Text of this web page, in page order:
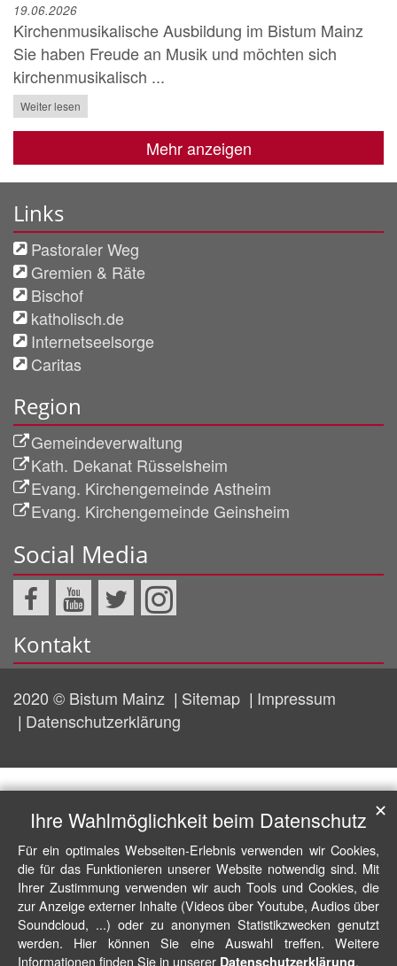
19.06.2026
Kirchenmusikalische Ausbildung im Bistum Mainz
Sie haben Freude an Musik und möchten sich
kirchenmusikalisch ...
Weiter lesen
Mehr anzeigen
Links
Pastoraler Weg
Gremien & Räte
Bischof
katholisch.de
Internetseelsorge
Caritas
Region
Gemeindeverwaltung
Kath. Dekanat Rüsselsheim
Evang. Kirchengemeinde Astheim
Evang. Kirchengemeinde Geinsheim
Social Media
Kontakt
2020 © Bistum Mainz Sitemap
Impressum
Datenschutzerklärung
Ihre Wahlmöglichkeit beim Datenschutz
Für ein optimales Webseiten-Erlebnis verwenden wir Cookies,
die für das Funktionieren unserer Website notwendig sind. Mit
Ihrer Zustimmung verwenden wir auch Tools und Cookies, die
zur Anzeige externer Inhalte (Videos über Youtube, Audios über
Soundcloud, ...) oder zu anonymen Statistikzwecken genutzt
werden. Hier können Sie eine Auswahl treffen. Weitere
Informationen finden Sie in unserer Datenschutzerklärung.
✕